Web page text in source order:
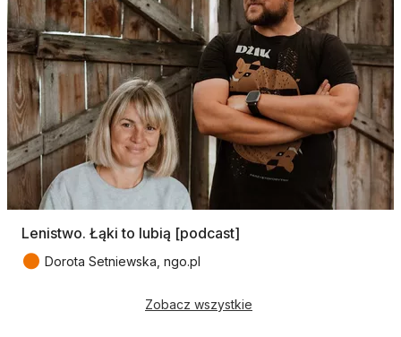
Lenistwo. Łąki to lubią [podcast]
● Dorota Setniewska, ngo.pl
Zobacz wszystkie